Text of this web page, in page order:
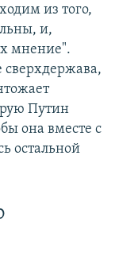
из того,
и,
мнение".
сверхдержава,
Путин
она вместе с
остальной